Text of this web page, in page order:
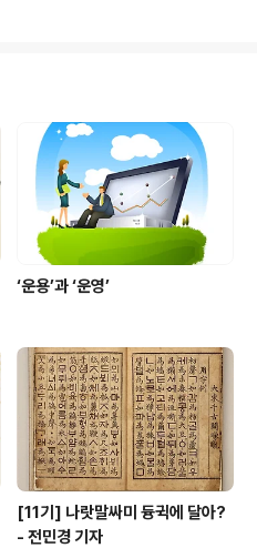
‘운용’과 ‘운영’
[11기] 나랏말싸미 듕귁에 달아?
- 전민경 기자